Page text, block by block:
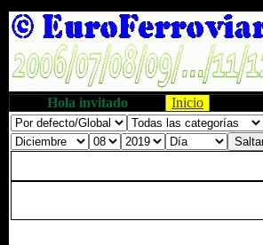
Hola invitado Inicio